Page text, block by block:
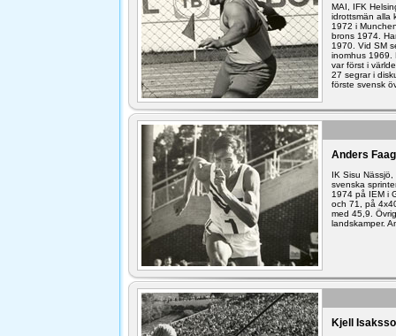
MAI, IFK
idrottsmän alla
1972 i
brons 1974.
1970. Vid SM
inomhus 1969.
var först i
27 segrar i
förste svensk
Anders
IK Sisu
svenska
1974 på IEM i
och 71, på
med 45,9.
landskamper.
Kjell